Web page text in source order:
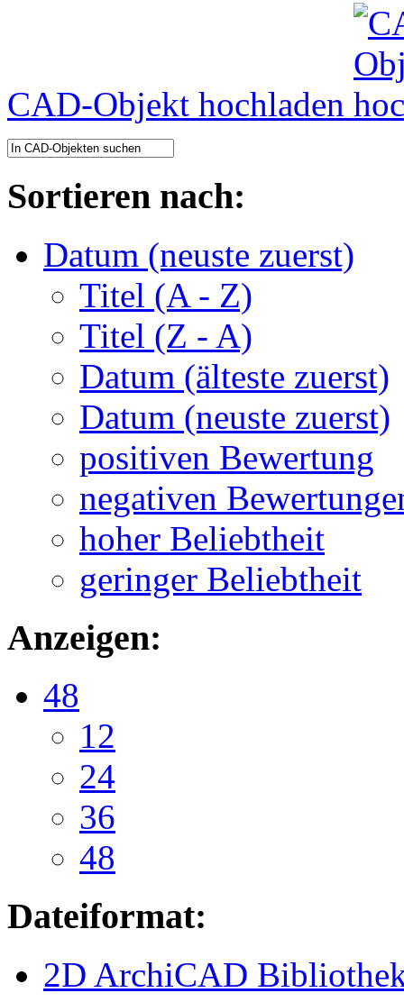
CAD-Objekt hochladen
Sortieren nach:
Datum (neuste zuerst)
Titel (A - Z)
Titel (Z - A)
Datum (älteste zuerst)
Datum (neuste zuerst)
positiven Bewertung
negativen
hoher Beliebtheit
geringer Beliebtheit
Anzeigen:
48
12
24
36
48
Dateiformat:
2D ArchiCAD